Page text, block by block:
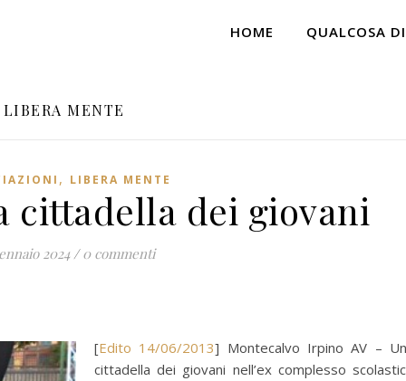
HOME QUALCOSA
LIBERA MENTE
, LIBERA MENTE
cittadella dei giovani
2024 / 0 commenti
[Edito 14/06/2013] Montecalvo Irpino AV –
cittadella dei giovani nell’ex complesso